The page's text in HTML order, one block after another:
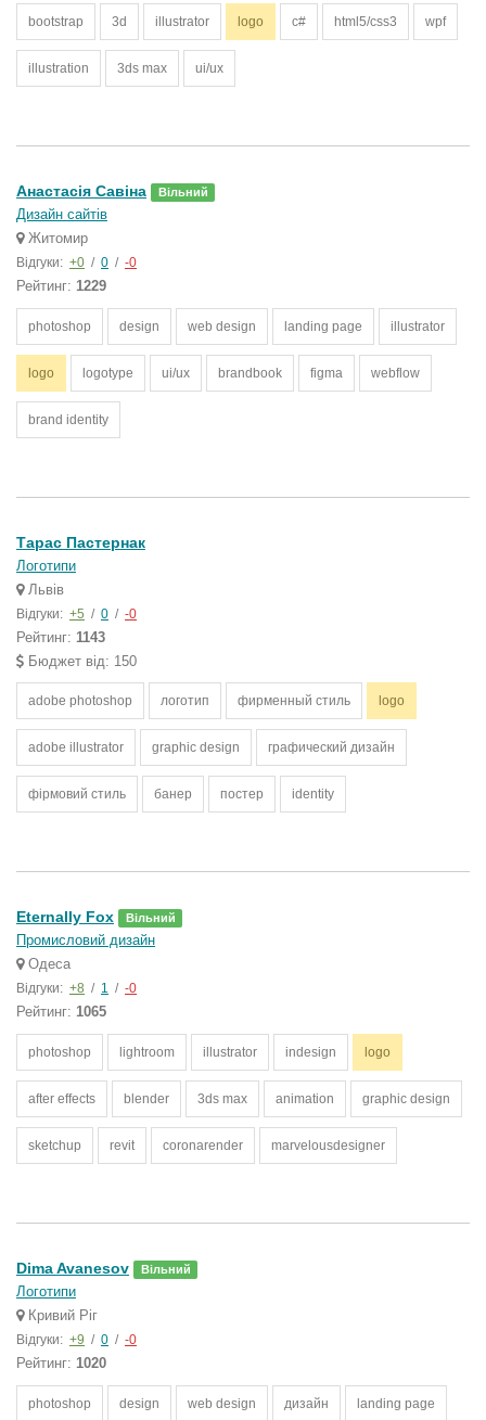
bootstrap 3d illustrator logo c# html5/css3 wpf
illustration 3ds max ui/ux
Анастасія Савіна Вільний
Дизайн сайтів
Житомир
Відгуки: +0 / 0 / -0
Рейтинг: 1229
photoshop design web design landing page illustrator
logo logotype ui/ux brandbook figma webflow
brand identity
Тарас Пастернак
Логотипи
Львів
Відгуки: +5 / 0 / -0
Рейтинг: 1143
Бюджет від: 150
adobe photoshop логотип фирменный стиль logo
adobe illustrator graphic design графический дизайн
фірмовий стиль банер постер identity
Eternally Fox Вільний
Промисловий дизайн
Одеса
Відгуки: +8 / 1 / -0
Рейтинг: 1065
photoshop lightroom illustrator indesign logo
after effects blender 3ds max animation graphic design
sketchup revit coronarender marvelousdesigner
Dima Avanesov Вільний
Логотипи
Кривий Ріг
Відгуки: +9 / 0 / -0
Рейтинг: 1020
photoshop design web design дизайн landing page